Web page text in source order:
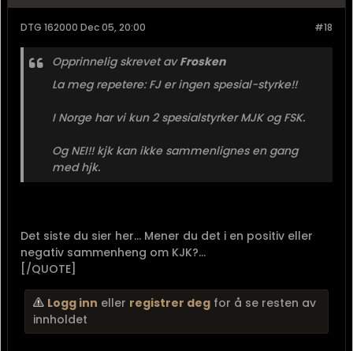
#18
DTG 162000 Dec 05, 20:00
Opprinnelig skrevet avFrosken
La meg repetere: FJ er ingen spesial-styrke!!
I Norge har vi kun 2 spesialstyrker MJK og FSK.
Og NEI!! kjk kan ikke sammenlignes en gang
med hjk.
Det siste du sier her... Mener du det i en positiv eller
negativ sammenheng om KJK?...
[/QUOTE]
Logg inn eller registrer deg for å se resten av
innholdet